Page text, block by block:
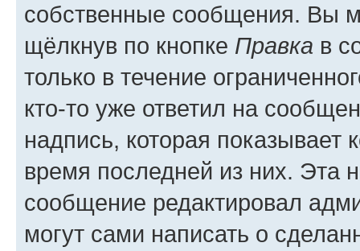
собственные сообщения. Вы
щёлкнув по кнопке Правка в
только в течение
кто-то уже ответил на
надпись, которая показывает
время последней из них. Эта
сообщение редактировал
могут сами написать о